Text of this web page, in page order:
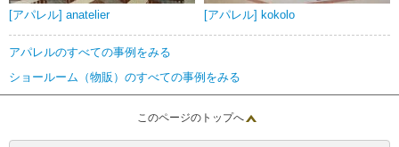
[アパレル] anatelier [アパレル] kokolo
アパレルのすべての事例をみる
ショールーム（物販）のすべての事例をみる
このページのトップへ